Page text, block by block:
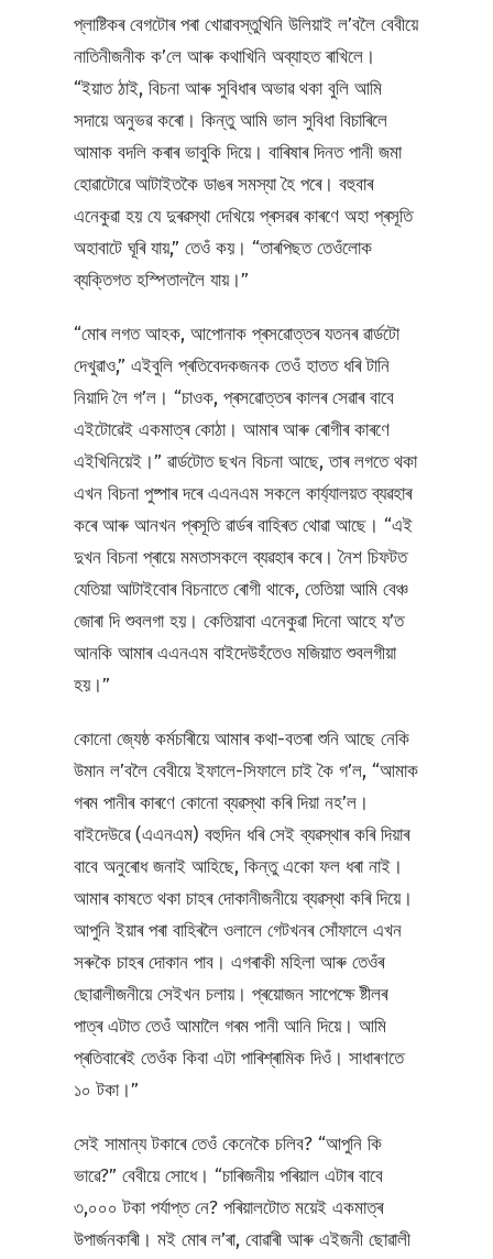
প্লাষ্টিকৰ বেগটোৰ পৰা খোৱাবস্তুখিনি উলিয়াই ল’বলৈ বেবীয়ে
নাতিনীজনীক ক’লে আৰু কথাখিনি অব্যাহত ৰাখিলে।
“ইয়াত ঠাই, বিচনা আৰু সুবিধাৰ অভাৱ থকা বুলি আমি
সদায়ে অনুভৱ কৰো। কিন্তু আমি ভাল সুবিধা বিচাৰিলে
আমাক বদলি কৰাৰ ভাবুকি দিয়ে। বাৰিষাৰ দিনত পানী জমা
হোৱাটোৱে আটাইতকৈ ডাঙৰ সমস্যা হৈ পৰে। বহুবাৰ
এনেকুৱা হয় যে দুৰৱস্থা দেখিয়ে প্ৰসৱৰ কাৰণে অহা প্ৰসূতি
অহাবাটে ঘূৰি যায়,” তেওঁ কয়। “তাৰপিছত তেওঁলোক
ব্যক্তিগত হস্পিতাললৈ যায়।”
“মোৰ লগত আহক, আপোনাক প্ৰসৱোত্তৰ যতনৰ ৱাৰ্ডটো
দেখুৱাও,” এইবুলি প্ৰতিবেদকজনক তেওঁ হাতত ধৰি টানি
নিয়াদি লৈ গ’ল। “চাওক, প্ৰসৱোত্তৰ কালৰ সেৱাৰ বাবে
এইটোৱেই একমাত্ৰ কোঠা। আমাৰ আৰু ৰোগীৰ কাৰণে
এইখিনিয়েই।” ৱাৰ্ডটোত ছখন বিচনা আছে, তাৰ লগতে থকা
এখন বিচনা পুষ্পাৰ দৰে এএনএম সকলে কাৰ্য্যালয়ত ব্যৱহাৰ
কৰে আৰু আনখন প্ৰসূতি ৱাৰ্ডৰ বাহিৰত থোৱা আছে। “এই
দুখন বিচনা প্ৰায়ে মমতাসকলে ব্যৱহাৰ কৰে। নৈশ চিফটত
যেতিয়া আটাইবোৰ বিচনাতে ৰোগী থাকে, তেতিয়া আমি বেঞ্চ
জোৰা দি শুবলগা হয়। কেতিয়াবা এনেকুৱা দিনো আহে য’ত
আনকি আমাৰ এএনএম বাইদেউহঁতেও মজিয়াত শুবলগীয়া
হয়।”
কোনো জ্যেষ্ঠ কৰ্মচাৰীয়ে আমাৰ কথা-বতৰা শুনি আছে নেকি
উমান ল’বলৈ বেবীয়ে ইফালে-সিফালে চাই কৈ গ’ল, “আমাক
গৰম পানীৰ কাৰণে কোনো ব্যৱস্থা কৰি দিয়া নহ’ল।
বাইদেউৱে (এএনএম) বহুদিন ধৰি সেই ব্যৱস্থাৰ কৰি দিয়াৰ
বাবে অনুৰোধ জনাই আহিছে, কিন্তু একো ফল ধৰা নাই।
আমাৰ কাষতে থকা চাহৰ দোকানীজনীয়ে ব্যৱস্থা কৰি দিয়ে।
আপুনি ইয়াৰ পৰা বাহিৰলৈ ওলালে গেটখনৰ সোঁফালে এখন
সৰুকৈ চাহৰ দোকান পাব। এগৰাকী মহিলা আৰু তেওঁৰ
ছোৱালীজনীয়ে সেইখন চলায়। প্ৰয়োজন সাপেক্ষে ষ্টীলৰ
পাত্ৰ এটাত তেওঁ আমালৈ গৰম পানী আনি দিয়ে। আমি
প্ৰতিবাৰেই তেওঁক কিবা এটা পাৰিশ্ৰামিক দিওঁ। সাধাৰণতে
১০ টকা।”
সেই সামান্য টকাৰে তেওঁ কেনেকৈ চলিব? “আপুনি কি
ভাৱে?” বেবীয়ে সোধে। “চাৰিজনীয় পৰিয়াল এটাৰ বাবে
৩,০০০ টকা পৰ্যাপ্ত নে? পৰিয়ালটোত ময়েই একমাত্ৰ
উপাৰ্জনকাৰী। মই মোৰ ল’ৰা, বোৱাৰী আৰু এইজনী ছোৱালী